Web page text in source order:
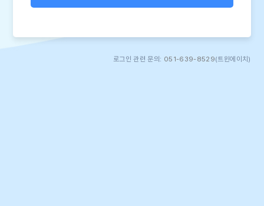
로그인 관련 문의: 051-639-8529(트윈에이치)